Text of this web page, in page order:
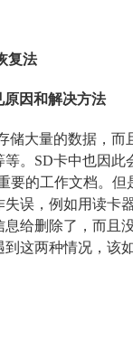
复法
原因和解决方法
储大量的数据，而
。SD卡中也因
要的工作文档。
误，例如用读卡
给删除了，而且
这两种情况，该